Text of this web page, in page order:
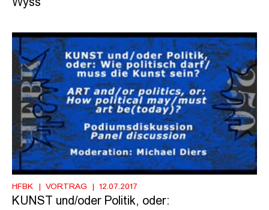
Wyss
HFBK VORTRAG 12.07.2017
KUNST und/oder Politik, oder: